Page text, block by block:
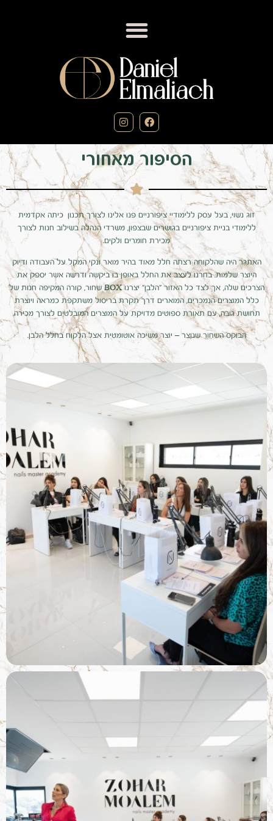
הסיפור מאחורי
זוג נשוי, בעל עסק ללימודיי ציפורניים פנו אלינו לצורך תכנון כיתה אקדמית
ללימודי בניית ציפורניים בגושרים שבצפון, משרדי הנהלה בשילוב חנות לצורך
מכירת חומרים ולקים.
האתגר היה שהלקוחה רצתה חלל מאוד בהיר מואר ונקי המקל על העבודה ודיוק
היוצר שלמות. בחרנו לעצב את החלל באופן בו ביקשה ודרשה אשר יספק את
הצרכים שלה, אך לצד כל האזור "הלבן" יצרנו BOX שחור, קורה המקיפה חנות של
כלל המוצרים הנמכרים, המוארים דרך תקרת בריסול משתקפת כמראה ויוצרת
תחושת גובה, עם תאורת ספוטים מדויקת על המוצרים המובלטים לצורך מכירה.
הבוקס השחור שנוצר – יוצר משיכה אוטומטית אצל הלקוח בחלל הלבן.
ZOOM